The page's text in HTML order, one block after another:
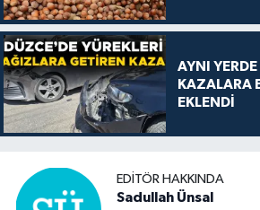
AYNI
KAZALARA
EKLENDİ
EDITÖR HAKKINDA
Sadullah Ünsal